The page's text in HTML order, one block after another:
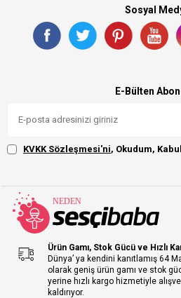
Sosyal
E-Bülten
KVKK Sözleşmesi'ni, Okudum,
Ürün Gamı, Stok Gücü ve Hızlı
Dünya’ ya kendini kanıtlamış 64
olarak geniş ürün gamı ve stok
yerine hızlı kargo hizmetiyle
kaldırıyor.